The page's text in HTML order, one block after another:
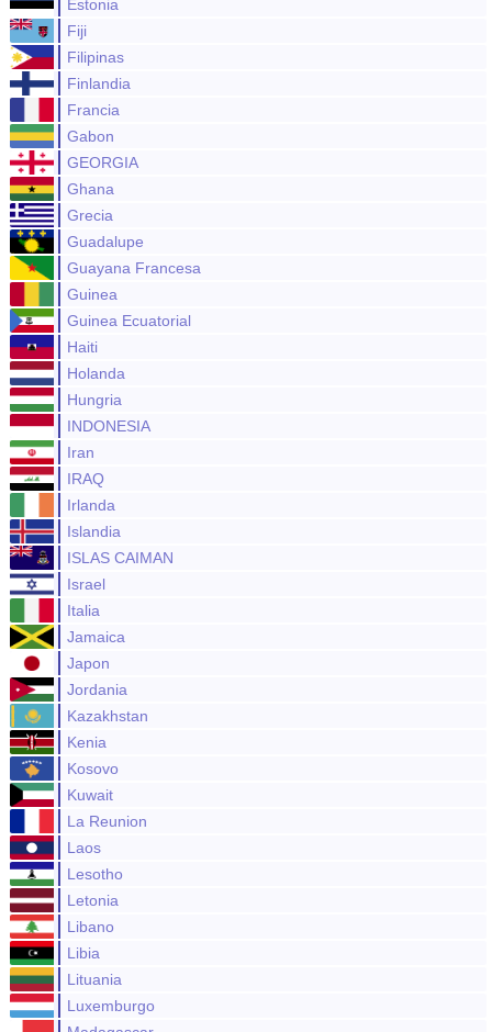
Estonia
Fiji
Filipinas
Finlandia
Francia
Gabon
GEORGIA
Ghana
Grecia
Guadalupe
Guayana Francesa
Guinea
Guinea Ecuatorial
Haiti
Holanda
Hungria
INDONESIA
Iran
IRAQ
Irlanda
Islandia
ISLAS CAIMAN
Israel
Italia
Jamaica
Japon
Jordania
Kazakhstan
Kenia
Kosovo
Kuwait
La Reunion
Laos
Lesotho
Letonia
Libano
Libia
Lituania
Luxemburgo